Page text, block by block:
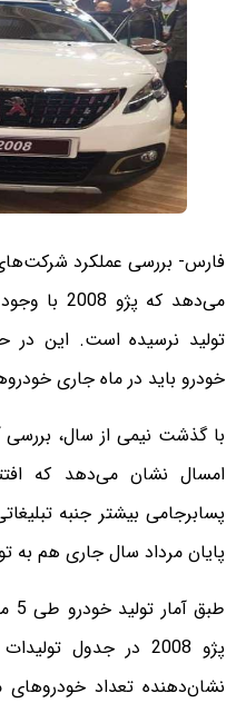
می‌دهد که
تولید نرسیده است. این در
خودرو باید در ماه جاری
امسال نشان می‌دهد که
پایان مرداد سال جاری هم به
پژو 2008 در جدول
نشان‌دهنده تعداد خودروهای